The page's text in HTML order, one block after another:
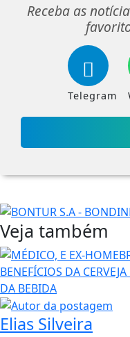
Receba as
Telegram
Veja também
Elias Silveira